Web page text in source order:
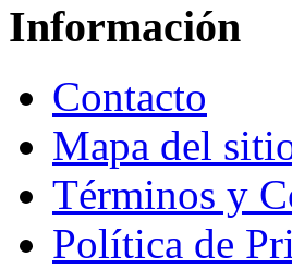
Información
Contacto
Mapa del
Términos y
Política de